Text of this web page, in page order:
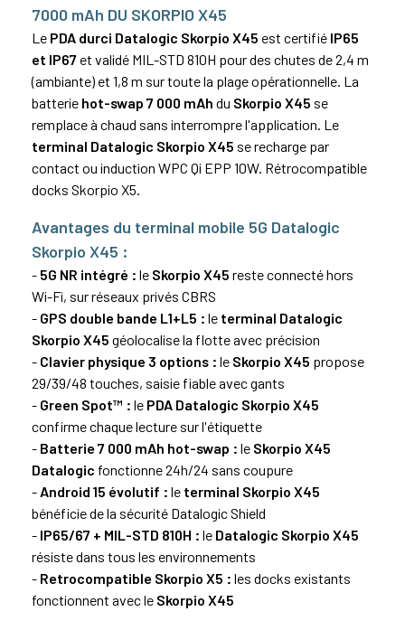
7000 mAh DU SKORPIO X45
Le PDA durci Datalogic Skorpio X45 est certifié IP65
et IP67 et validé MIL-STD 810H pour des chutes de 2,4 m
(ambiante) et 1,8 m sur toute la plage opérationnelle. La
batterie hot-swap 7 000 mAh du Skorpio X45 se
remplace à chaud sans interrompre l'application. Le
terminal Datalogic Skorpio X45 se recharge par
contact ou induction WPC Qi EPP 10W. Rétrocompatible
docks Skorpio X5.
Avantages du terminal mobile 5G Datalogic
Skorpio X45 :
- 5G NR intégré : le Skorpio X45 reste connecté hors
Wi-Fi, sur réseaux privés CBRS
- GPS double bande L1+L5 : le terminal Datalogic
Skorpio X45 géolocalise la flotte avec précision
- Clavier physique 3 options : le Skorpio X45 propose
29/39/48 touches, saisie fiable avec gants
- Green Spot™ : le PDA Datalogic Skorpio X45
confirme chaque lecture sur l'étiquette
- Batterie 7 000 mAh hot-swap : le Skorpio X45
Datalogic fonctionne 24h/24 sans coupure
- Android 15 évolutif : le terminal Skorpio X45
bénéficie de la sécurité Datalogic Shield
- IP65/67 + MIL-STD 810H : le Datalogic Skorpio X45
résiste dans tous les environnements
- Retrocompatible Skorpio X5 : les docks existants
fonctionnent avec le Skorpio X45